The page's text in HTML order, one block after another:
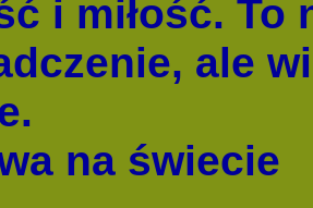
i miłość. To
ale
na świecie